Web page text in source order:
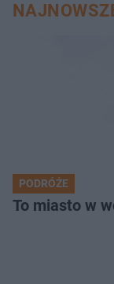
PODRÓŻE
To miasto w